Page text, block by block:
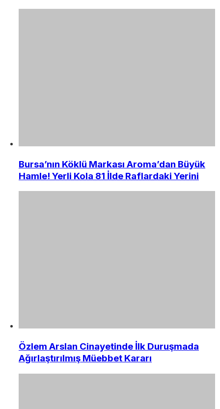
Bursa’nın Köklü Markası Aroma’dan Büyük
Hamle! Yerli Kola 81 İlde Raflardaki Yerini
Özlem Arslan Cinayetinde İlk Duruşmada
Ağırlaştırılmış Müebbet Kararı